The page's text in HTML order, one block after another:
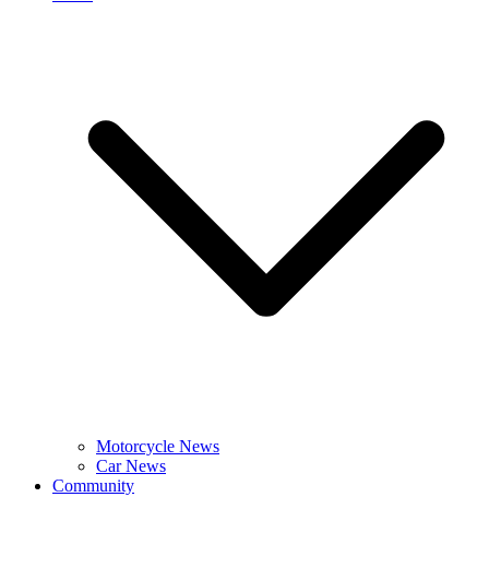
Motorcycle News
Car News
Community